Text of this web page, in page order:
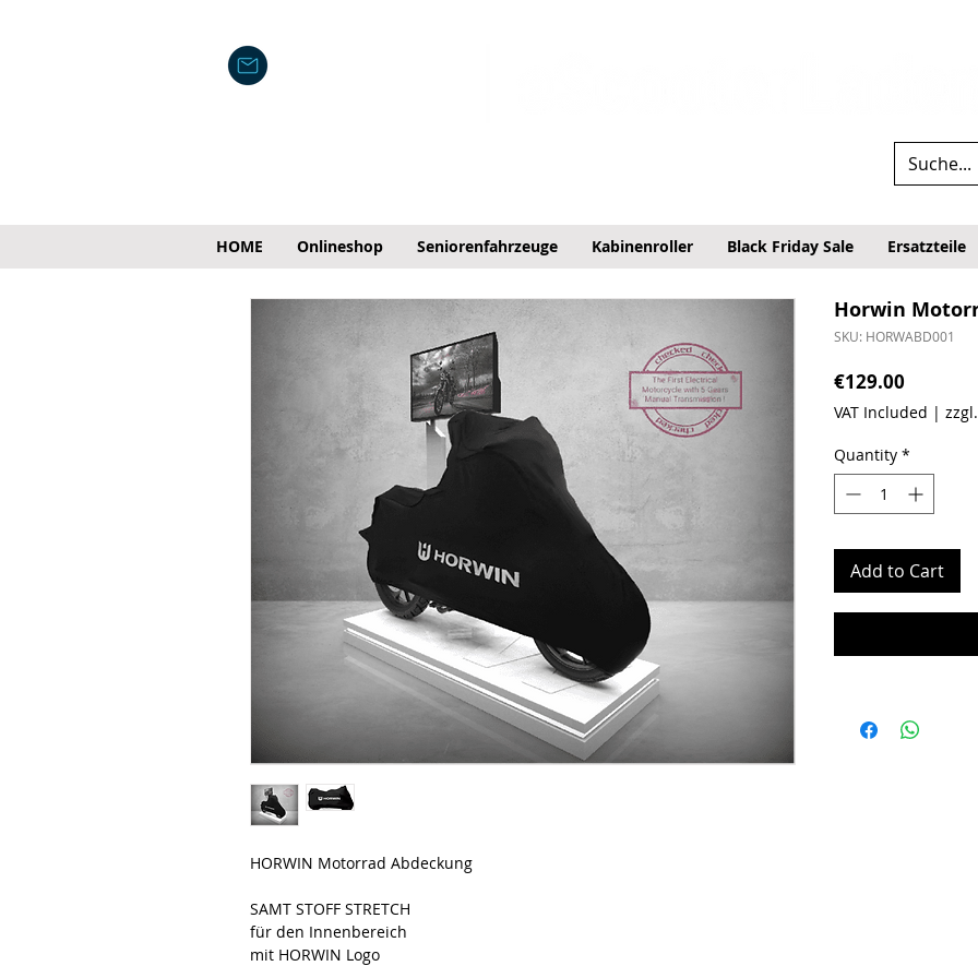
HOME Onlineshop Seniorenfahrzeuge Kabinenroller Black Friday Sale Ersatzteile
HORWIN Motorrad Abdeckung
SAMT STOFF STRETCH
für den Innenbereich
mit HORWIN Logo
Horwin
SKU: HORWABD001
€129.00Price
VAT Included |
Quantity *
Add to Cart